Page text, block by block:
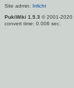
Site admin: Irrlicht
PukiWiki 1.5.3 © 2001-2020
convert time: 0.006 sec.